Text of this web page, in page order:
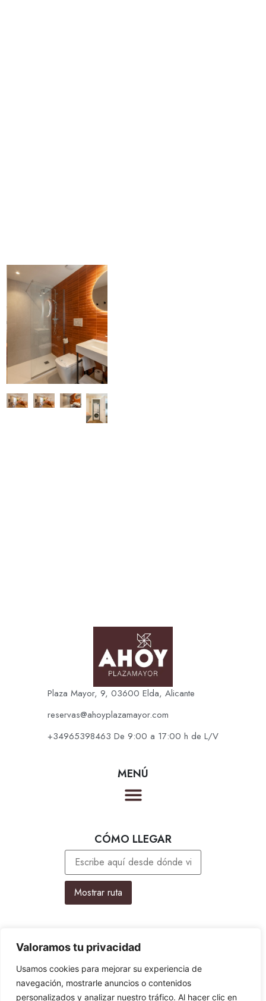
Valoramos tu privacidad
Usamos cookies para mejorar su experiencia de
navegación, mostrarle anuncios o contenidos
personalizados y analizar nuestro tráfico. Al hacer clic en
Plaza Mayor, 9, 03600 Elda, Alicante
reservas@ahoyplazamayor.com
+34965398463 De 9:00 a 17:00 h de L/V
MENÚ
CÓMO LLEGAR
TEXTOS LEGALES
Aviso Legal
Política de Privacidad
Política de Cookies